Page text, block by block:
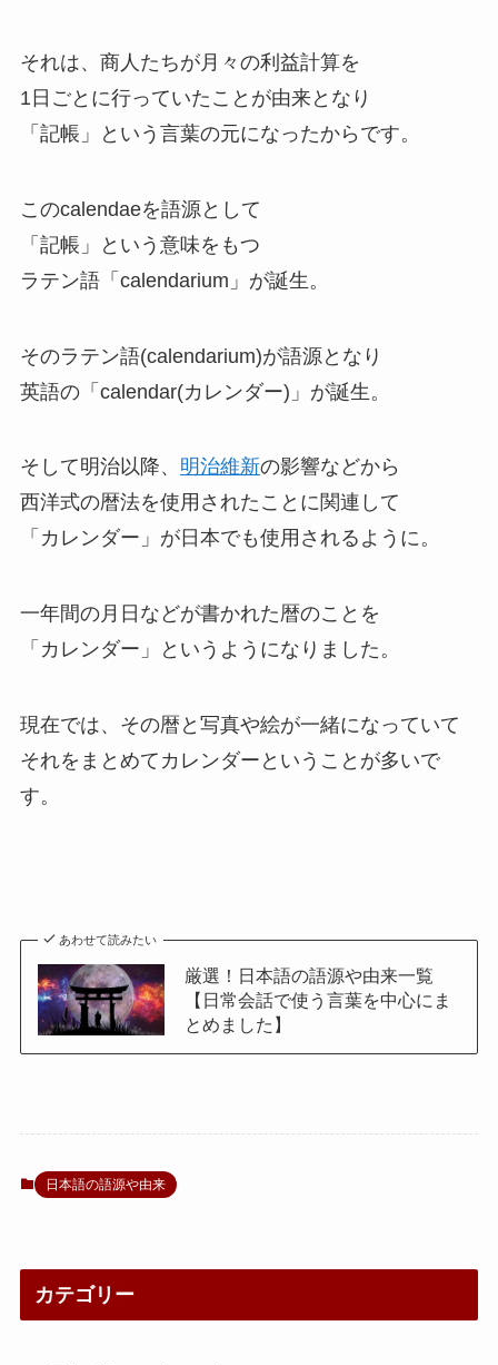
それは、商人たちが月々の利益計算を
1日ごとに行っていたことが由来となり
「記帳」という言葉の元になったからです。
このcalendaeを語源として
「記帳」という意味をもつ
ラテン語「calendarium」が誕生。
そのラテン語(calendarium)が語源となり
英語の「calendar(カレンダー)」が誕生。
そして明治以降、 明治維新の影響などから
西洋式の暦法を使用されたことに関連して
「カレンダー」が日本でも使用されるように。
一年間の月日などが書かれた暦のことを
「カレンダー」というようになりました。
現在では、その暦と写真や絵が一緒になっていて
それをまとめてカレンダーということが多いで
す。
あわせて読みたい
厳選！日本語の語源や由来一覧
【日常会話で使う言葉を中心にま
とめました】
日本語の語源や由来
カテゴリー